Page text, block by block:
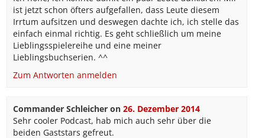
ist jetzt schon öfters aufgefallen, dass Leute diesem
Irrtum aufsitzen und deswegen dachte ich, ich stelle das
einfach einmal richtig. Es geht schließlich um meine
Lieblingsspielereihe und eine meiner
Lieblingsbuchserien. ^^
Zum Antworten anmelden
Commander Schleicheron 26. Dezember 2014
Sehr cooler Podcast, hab mich auch sehr über die
beiden Gaststars gefreut.